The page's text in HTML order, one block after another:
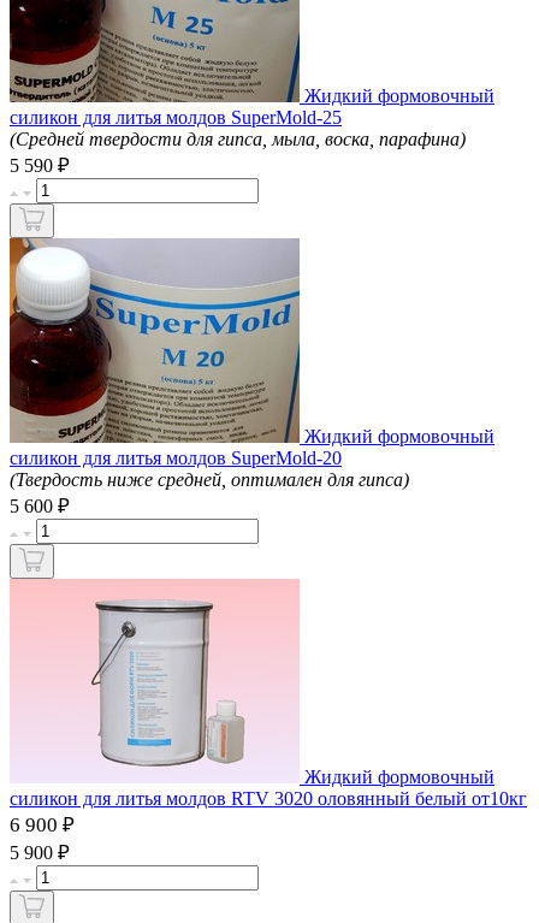
Жидкий формовочный
силикон для литья молдов SuperMold-25
(Средней твердости для гипса, мыла, воска, парафина)
5 590 ₽
Жидкий формовочный
силикон для литья молдов SuperMold-20
(Твердость ниже средней, оптимален для гипса)
5 600 ₽
Жидкий формовочный
силикон для литья молдов RTV 3020 оловянный белый от10кг
6 900 ₽
5 900 ₽